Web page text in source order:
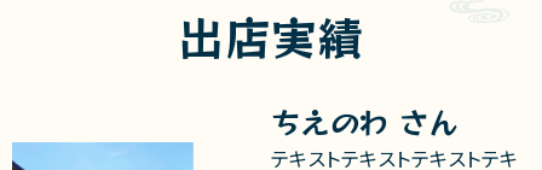
出店実績
ちえのわ さん
テキストテキストテキストテキ